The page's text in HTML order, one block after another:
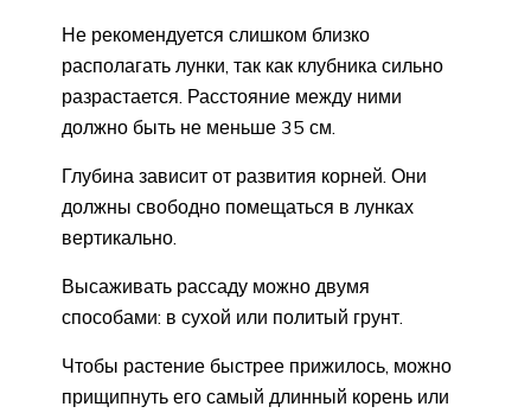
Не рекомендуется слишком близко
располагать лунки, так как клубника сильно
разрастается. Расстояние между ними
должно быть не меньше 35 см.
Глубина зависит от развития корней. Они
должны свободно помещаться в лунках
вертикально.
Высаживать рассаду можно двумя
способами: в сухой или политый грунт.
Чтобы растение быстрее прижилось, можно
прищипнуть его самый длинный корень или